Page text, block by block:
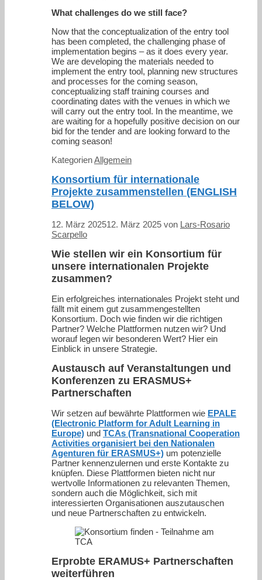
What challenges do we still face?
Now that the conceptualization of the entry tool
has been completed, the challenging phase of
implementation begins – as it does every year.
We are developing the materials needed to
implement the entry tool, planning new structures
and processes for the coming season,
conceptualizing staff training courses and
coordinating dates with the venues in which we
will carry out the entry tool. In the meantime, we
are waiting for a hopefully positive decision on our
bid for the tender and are looking forward to the
coming season!
KategorienAllgemein
Konsortium für internationale
Projekte zusammenstellen (ENGLISH
BELOW)
12. März 202512. März 2025 von Lars-Rosario
Scarpello
Wie stellen wir ein Konsortium für
unsere internationalen Projekte
zusammen?
Ein erfolgreiches internationales Projekt steht und
fällt mit einem gut zusammengestellten
Konsortium. Doch wie finden wir die richtigen
Partner? Welche Plattformen nutzen wir? Und
worauf legen wir besonderen Wert? Hier ein
Einblick in unsere Strategie.
Austausch auf Veranstaltungen und
Konferenzen zu ERASMUS+
Partnerschaften
Wir setzen auf bewährte Plattformen wie EPALE
(Electronic Platform for Adult Learning in
Europe) und TCAs (Transnational Cooperation
Activities organisiert bei den Nationalen
Agenturen für ERASMUS+) um potenzielle
Partner kennenzulernen und erste Kontakte zu
knüpfen. Diese Plattformen bieten nicht nur
wertvolle Informationen zu relevanten Themen,
sondern auch die Möglichkeit, sich mit
interessierten Organisationen auszutauschen
und neue Partnerschaften zu entwickeln.
Erprobte ERAMUS+ Partnerschaften
weiterführen